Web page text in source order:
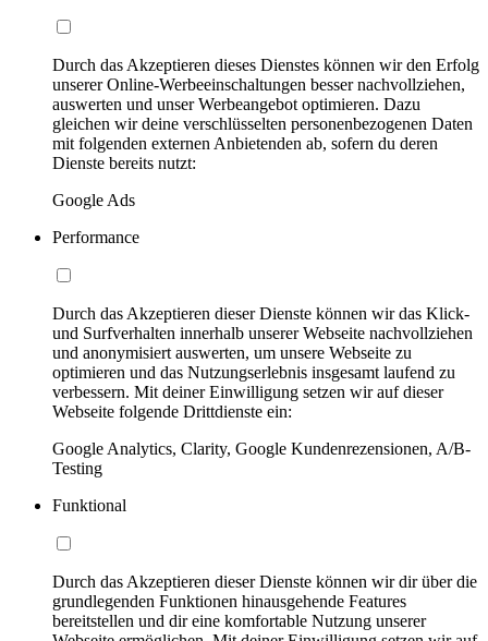
Durch das Akzeptieren dieses Dienstes können wir den Erfolg
unserer Online-Werbeeinschaltungen besser nachvollziehen,
auswerten und unser Werbeangebot optimieren. Dazu
gleichen wir deine verschlüsselten personenbezogenen Daten
mit folgenden externen Anbietenden ab, sofern du deren
Dienste bereits nutzt:
Google Ads
Performance
Durch das Akzeptieren dieser Dienste können wir das Klick-
und Surfverhalten innerhalb unserer Webseite nachvollziehen
und anonymisiert auswerten, um unsere Webseite zu
optimieren und das Nutzungserlebnis insgesamt laufend zu
verbessern. Mit deiner Einwilligung setzen wir auf dieser
Webseite folgende Drittdienste ein:
Google Analytics, Clarity, Google Kundenrezensionen, A/B-
Testing
Funktional
Durch das Akzeptieren dieser Dienste können wir dir über die
grundlegenden Funktionen hinausgehende Features
bereitstellen und dir eine komfortable Nutzung unserer